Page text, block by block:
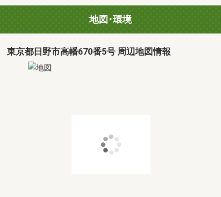
地図･環境
東京都日野市高幡670番5号 周辺地図情報